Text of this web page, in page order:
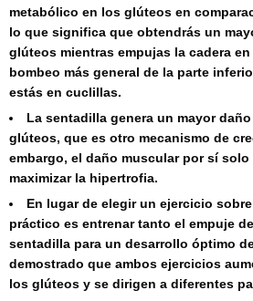
metabólico en los glúteos en
lo que significa que obtendrás un
glúteos mientras empujas la cadera
bombeo más general de la parte
estás en cuclillas.
La sentadilla genera un mayor
glúteos, que es otro mecanismo de
embargo, el daño muscular por sí
maximizar la hipertrofia.
En lugar de elegir un ejercicio
práctico es entrenar tanto el empuje
sentadilla para un desarrollo óptimo
demostrado que ambos ejercicios
los glúteos y se dirigen a diferentes